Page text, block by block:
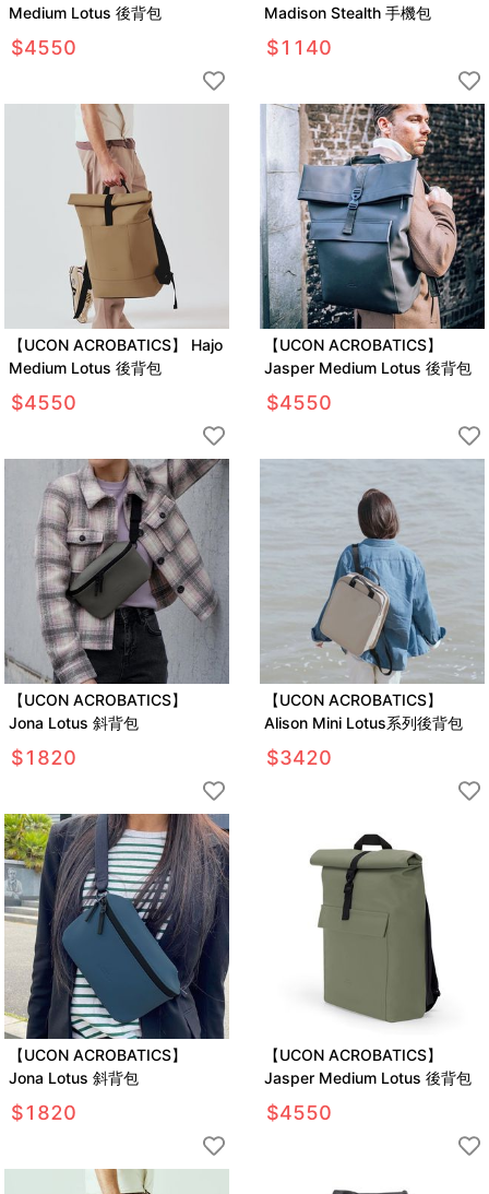
Medium Lotus 後背包
$4550
Madison Stealth 手機包
$1140
【UCON ACROBATICS】 Hajo
Medium Lotus 後背包
$4550
【UCON ACROBATICS】
Jasper Medium Lotus 後背包
$4550
【UCON ACROBATICS】
Jona Lotus 斜背包
$1820
【UCON ACROBATICS】
Alison Mini Lotus系列後背包
$3420
【UCON ACROBATICS】
Jona Lotus 斜背包
$1820
【UCON ACROBATICS】
Jasper Medium Lotus 後背包
$4550